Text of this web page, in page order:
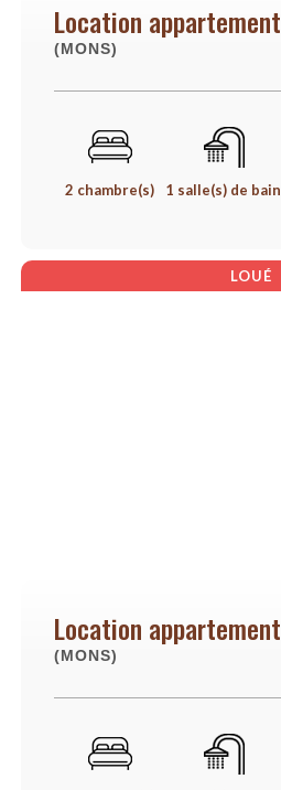
Location appartement
(MONS)
2 chambre(s) 1 salle(s) de bain
LOUÉ
Location appartement
(MONS)